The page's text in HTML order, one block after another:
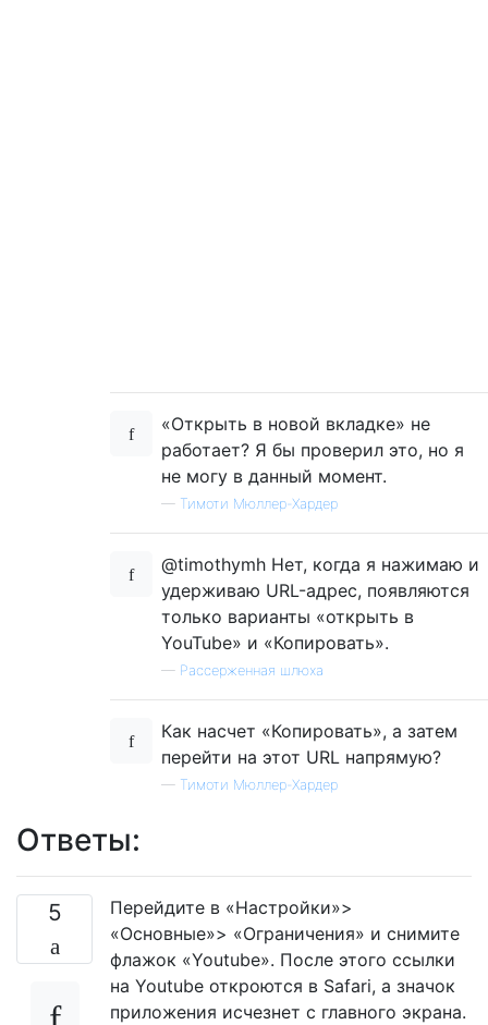
«Открыть в новой вкладке» не
работает? Я бы проверил это, но я
не могу в данный момент.
— Тимоти Мюллер-Хардер
@timothymh Нет, когда я нажимаю и
удерживаю URL-адрес, появляются
только варианты «открыть в
YouTube» и «Копировать».
— Рассерженная шлюха
Как насчет «Копировать», а затем
перейти на этот URL напрямую?
— Тимоти Мюллер-Хардер
Ответы:
5
Перейдите в «Настройки»>
«Основные»> «Ограничения» и снимите
флажок «Youtube». После этого ссылки
на Youtube откроются в Safari, а значок
приложения исчезнет с главного экрана.